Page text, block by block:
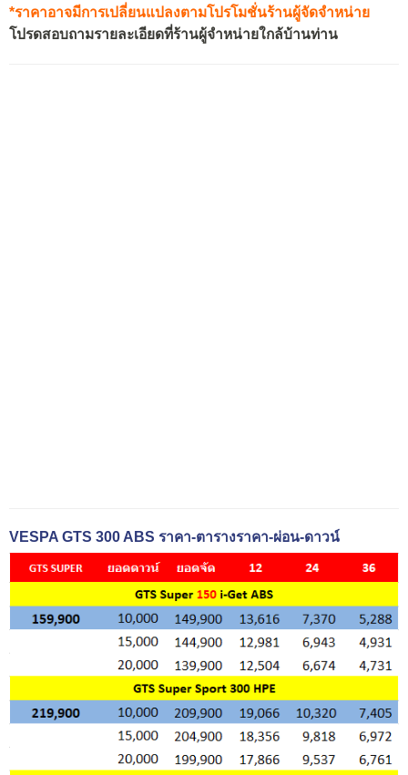
*ราคาอาจมีการเปลี่ยนแปลงตามโปรโมชั่นร้านผู้จัดจำหน่าย
โปรดสอบถามรายละเอียดที่ร้านผู้จำหน่ายใกล้บ้านท่าน
VESPA GTS 300 ABS ราคา-ตารางราคา-ผ่อน-ดาวน์